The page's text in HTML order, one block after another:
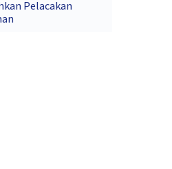
Pelacakan